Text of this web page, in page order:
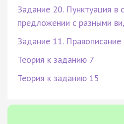
Задание 20. Пунктуация в
предложении с разными
Задание 11. Правописание
Теория к заданию 7
Теория к заданию 15